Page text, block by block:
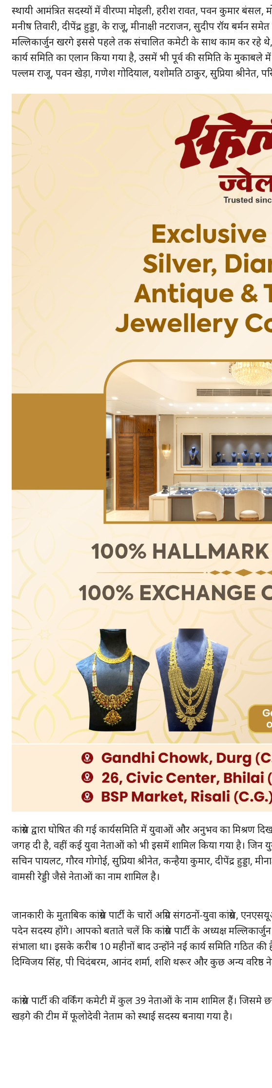
SUBSCRIBE NOW
स्थायी आमंत्रित सदस्यों में वीरप्पा मोइली, हरीश रावत, पवन कुमार बंसल,
मनीष तिवारी, दीपेंद्र हुड्डा, के राजू, मीनाक्षी नटराजन, सुदीप रॉय बर्मन
मल्लिकार्जुन खरगे इससे पहले तक संचालित कमेटी के साथ काम कर रहे थे,
कार्य समिति का एलान किया गया है, उसमें भी पूर्व की समिति के मुकाबले
पल्लम राजू, पवन खेड़ा, गणेश गोदियाल, यशोमति ठाकुर, सुप्रिया श्रीनेत,
कांग्रेस द्वारा घोषित की गई कार्यसमिति में युवाओं और अनुभव का मिश्रण
जगह दी है, वहीं कई युवा नेताओं को भी इसमें शामिल किया गया है। जिन
सचिन पायलट, गौरव गोगोई, सुप्रिया श्रीनेत, कन्हैया कुमार, दीपेंद्र हुड्डा,
वामसी रेड्डी जैसे नेताओं का नाम शामिल है।
जानकारी के मुताबिक कांग्रेस पार्टी के चारों अग्रिम संगठनों-युवा कांग्रेस,
पदेन सदस्य होंगे। आपको बताते चलें कि कांग्रेस पार्टी के अध्यक्ष
संभाला था। इसके करीब 10 महीनों बाद उन्होंने नई कार्य समिति गठित की
दिग्विजय सिंह, पी चिदंबरम, आनंद शर्मा, शशि थरूर और कुछ अन्य वरिष्ठ
कांग्रेस पार्टी की वर्किंग कमेटी में कुल 39 नेताओं के नाम शामिल हैं। जिसमे
खड़गे की टीम में फूलोदेवी नेताम को स्थाई सदस्य बनाया गया है।